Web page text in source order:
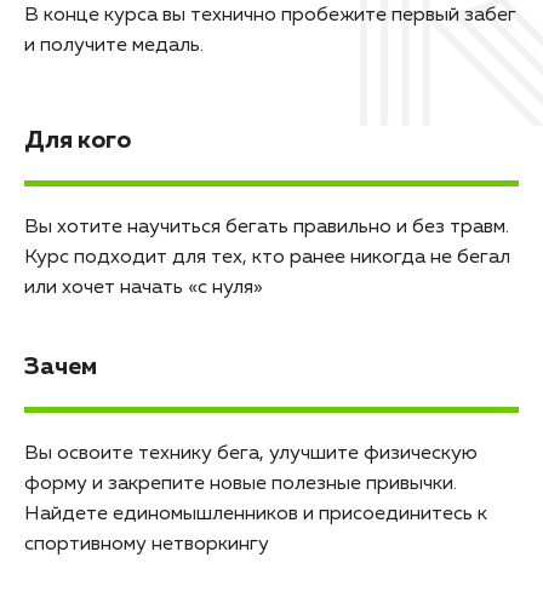
В конце курса вы технично пробежите первый забег
и получите медаль.
Для кого
Вы хотите научиться бегать правильно и без травм.
Курс подходит для тех, кто ранее никогда не бегал
или хочет начать «с нуля»
Зачем
Вы освоите технику бега, улучшите физическую
форму и закрепите новые полезные привычки.
Найдете единомышленников и присоединитесь к
спортивному нетворкингу